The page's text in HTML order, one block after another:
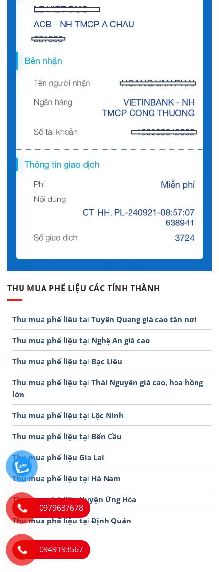
THU MUA PHẾ LIỆU CÁC TỈNH THÀNH
Thu mua phế liệu tại Tuyên Quang giá cao tận nơi
Thu mua phế liệu tại Nghệ An giá cao
Thu mua phế liệu tại Bạc Liêu
Thu mua phế liệu tại Thái Nguyên giá cao, hoa hồng
lớn
Thu mua phế liệu tại Lộc Ninh
Thu mua phế liệu tại Bến Cầu
Thu mua phế liệu Gia Lai
Thu mua phế liệu tại Hà Nam
Thu mua phế liệu Huyện Ứng Hòa
Thu mua phế liệu tại Định Quán
0979637678
0949193567